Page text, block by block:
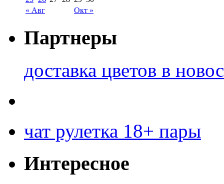
« Авг Окт »
Партнеры
доставка цветов в
чат рулетка 18+ пары
Интересное